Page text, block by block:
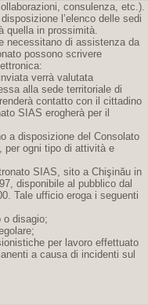
consulenza, etc.).
l’elenco delle sedi
quella in prossimità.
necessitano di assistenza da
possono scrivere
verrà valutata
alla sede territoriale di
contatto con il cittadino
SIAS erogherà per il
a disposizione del Consolato
per ogni tipo di attività e
SIAS, sito a Chişinău in
disponibile al pubblico dal
Tale ufficio eroga i seguenti
o disagio;
per lavoro effettuato
a causa di incidenti sul